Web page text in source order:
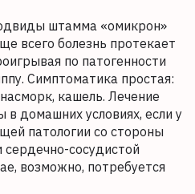
штамма «омикрон»
всего болезнь протекает
по патогенности
Симптоматика простая:
кашель. Лечение
домашних условиях, если у
патологии со стороны
сосудистой
возможно, потребуется